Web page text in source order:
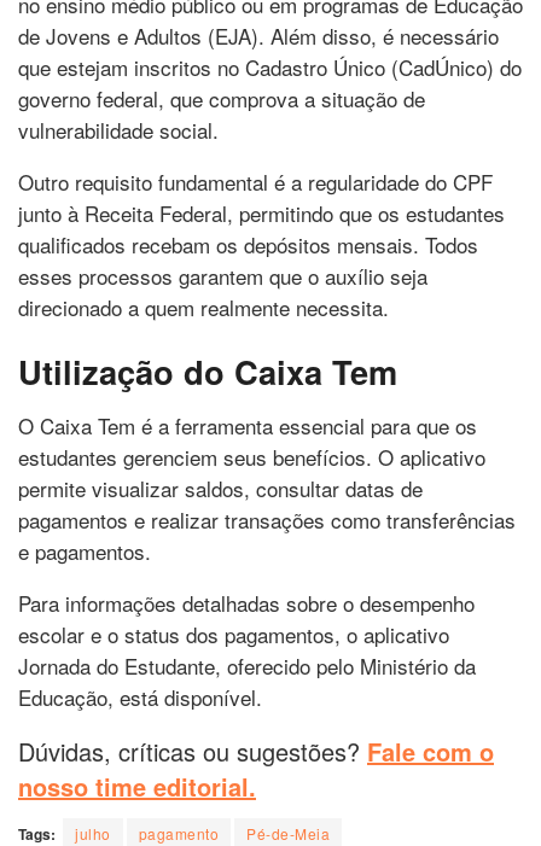
de Jovens e Adultos (EJA). Além disso, é necessário
que estejam inscritos no Cadastro Único (CadÚnico) do
governo federal, que comprova a situação de
vulnerabilidade social.
Outro requisito fundamental é a regularidade do CPF
junto à Receita Federal, permitindo que os estudantes
qualificados recebam os depósitos mensais. Todos
esses processos garantem que o auxílio seja
direcionado a quem realmente necessita.
Utilização do Caixa Tem
O Caixa Tem é a ferramenta essencial para que os
estudantes gerenciem seus benefícios. O aplicativo
permite visualizar saldos, consultar datas de
pagamentos e realizar transações como transferências
e pagamentos.
Para informações detalhadas sobre o desempenho
escolar e o status dos pagamentos, o aplicativo
Jornada do Estudante, oferecido pelo Ministério da
Educação, está disponível.
Dúvidas, críticas ou sugestões? Fale com o
nosso time editorial.
Tags: julho pagamento Pé-de-Meia